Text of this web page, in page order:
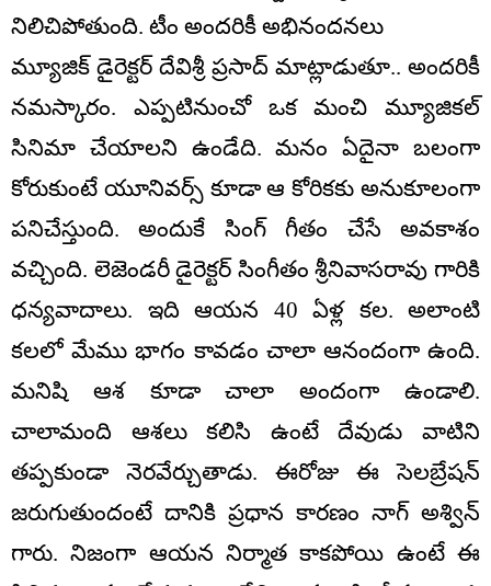
నిలిచిపోతుంది. టీం అందరికీ అభినందనలు
మ్యూజిక్ డైరెక్టర్ దేవిశ్రీ ప్రసాద్ మాట్లాడుతూ.. అందరికీ
నమస్కారం. ఎప్పటినుంచో ఒక మంచి మ్యూజికల్
సినిమా చేయాలని ఉండేది. మనం ఏదైనా బలంగా
కోరుకుంటే యూనివర్స్ కూడా ఆ కోరికకు అనుకూలంగా
పనిచేస్తుంది. అందుకే సింగ్ గీతం చేసే అవకాశం
వచ్చింది. లెజెండరీ డైరెక్టర్ సింగీతం శ్రీనివాసరావు గారికి
ధన్యవాదాలు. ఇది ఆయన 40 ఏళ్ల కల. అలాంటి
కలలో మేము భాగం కావడం చాలా ఆనందంగా ఉంది.
మనిషి ఆశ కూడా చాలా అందంగా ఉండాలి.
చాలామంది ఆశలు కలిసి ఉంటే దేవుడు వాటిని
తప్పకుండా నెరవేర్చుతాడు. ఈరోజు ఈ సెలబ్రేషన్
జరుగుతుందంటే దానికి ప్రధాన కారణం నాగ్ అశ్విన్
గారు. నిజంగా ఆయన నిర్మాత కాకపోయి ఉంటే ఈ